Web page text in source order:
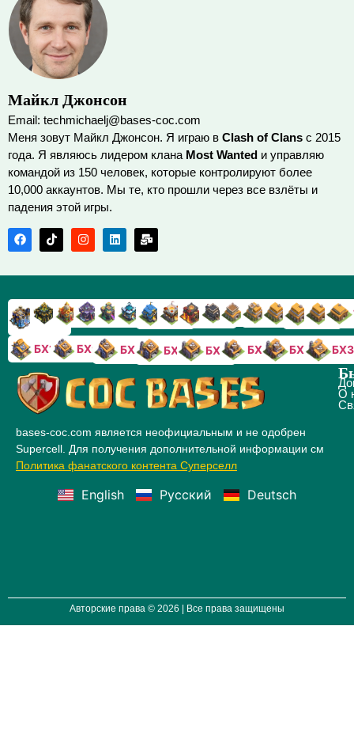
Майкл Джонсон
Email: techmichaelj@bases-coc.com
Меня зовут Майкл Джонсон. Я играю в Clash of Clans с 2015
года. Я являюсь лидером клана Most Wanted и управляю
командой из 150 человек, которые контролируют более
10,000 аккаунтов. Мы те, кто прошли через все взлёты и
падения этой игры.
TX18TX17TX16TX15TX14TX13TX12TX11TX10TX9TX8TX7TX6TX5TX4
БХ10 БХ9 БХ8 БХ7 БХ6 БХ5 БХ4 БХ3
bases-coc.com является неофициальным и не одобрен
Supercell. Для получения дополнительной информации см
Политика фанатского контента Суперселл
English Русский Deutsch
О
Авторские права © 2026 | Все права защищены